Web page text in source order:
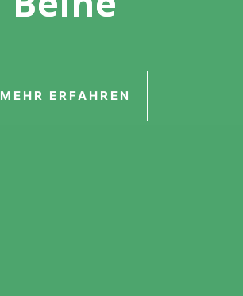
MEHR ERFAHREN